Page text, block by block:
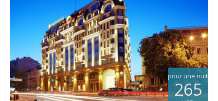
pour une nuit
265